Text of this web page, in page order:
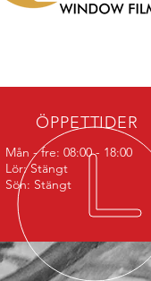
ÖPPETTIDER
Mån - fre: 08:00 - 18:00
Lör: Stängt
Sön: Stängt